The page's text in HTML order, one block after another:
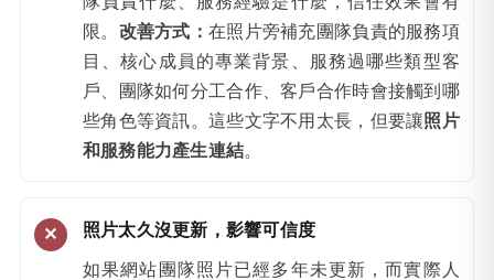
限。 改善方式：在照片旁補充團隊負責的服務項
目、核心成員的專業背景、服務過哪些類型客
戶、團隊如何分工合作、客戶合作時會接觸到哪
些角色等資訊。這些文字不用太長，但要讓照片
和服務能力產生連結。
照片太久沒更新，影響可信度
如果網站團隊照片已經多年未更新，而實際人